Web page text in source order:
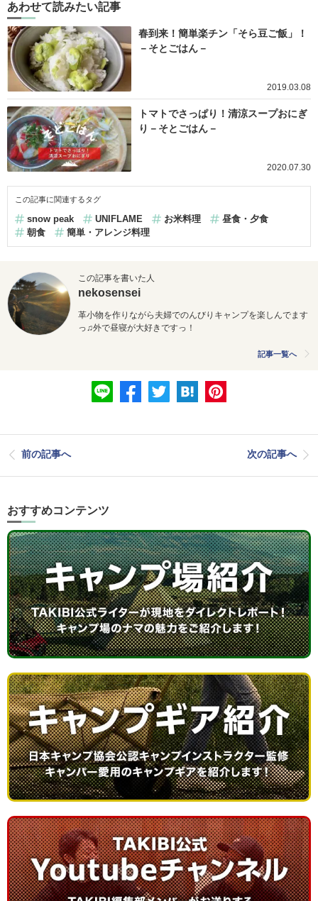
あわせて読みたい記事
春到来！簡単楽チン「そら豆ご飯」！
－そとごはん－
2019.03.08
トマトでさっぱり！清涼スープおにぎ
り－そとごはん－
2020.07.30
この記事に関連するタグ
snow peak UNIFLAME お米料理
昼食・夕食
朝食
簡単・アレンジ料理
この記事を書いた人
nekosensei
革小物を作りながら夫婦でのんびりキャンプを楽しんでます
っ♫外で昼寝が大好きですっ！
記事一覧へ
前の記事へ 次の記事へ
おすすめコンテンツ